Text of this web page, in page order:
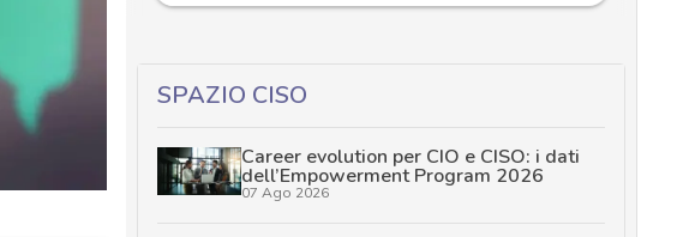
SPAZIO CISO
Career evolution per CIO e CISO: i dati
dell’Empowerment Program 2026
07 Ago 2026